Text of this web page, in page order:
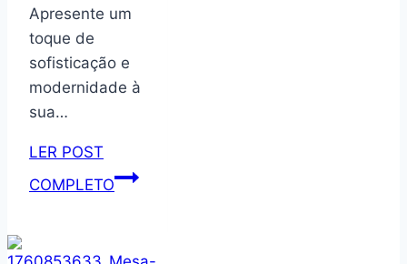
Apresente um
toque de
sofisticação e
modernidade à
sua…
LER POST
COMPLETOConjunto